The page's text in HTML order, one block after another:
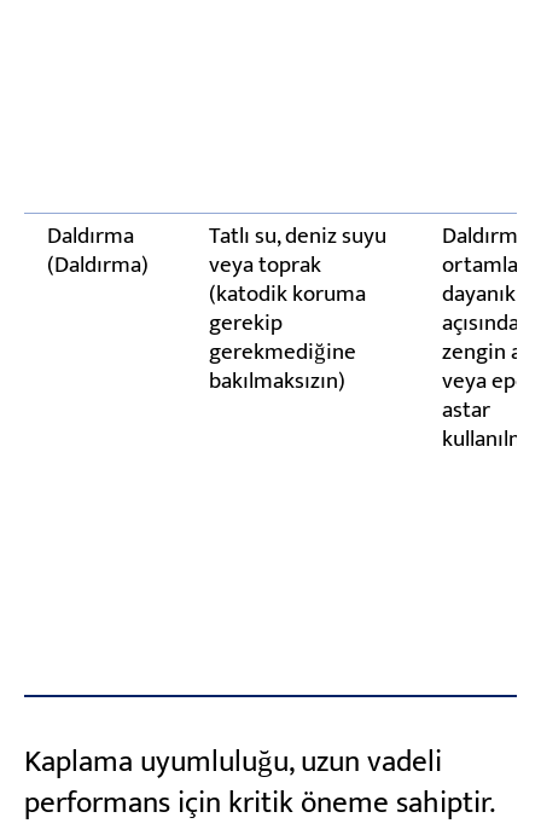
Daldırma
(Daldırma)
Tatlı su, deniz suyu
veya toprak
(katodik koruma
gerekip
gerekmediğine
bakılmaksızın)
Daldırma
dayanıklı
açısından
zengin
veya
astar
Kaplama uyumluluğu, uzun vadeli
performans için kritik öneme sahiptir.